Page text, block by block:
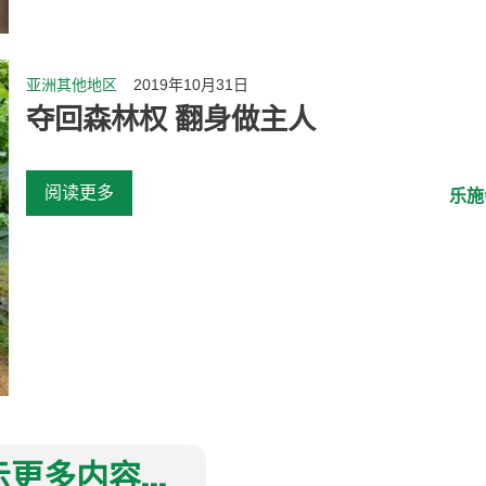
亚洲其他地区 2019年10月31日
夺回森林权 翻身做主人
阅读更多 乐
更多内容...